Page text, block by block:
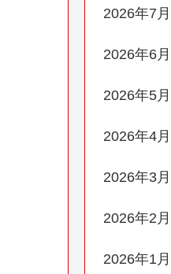
2026年7月
2026年6月
2026年5月
2026年4月
2026年3月
2026年2月
2026年1月